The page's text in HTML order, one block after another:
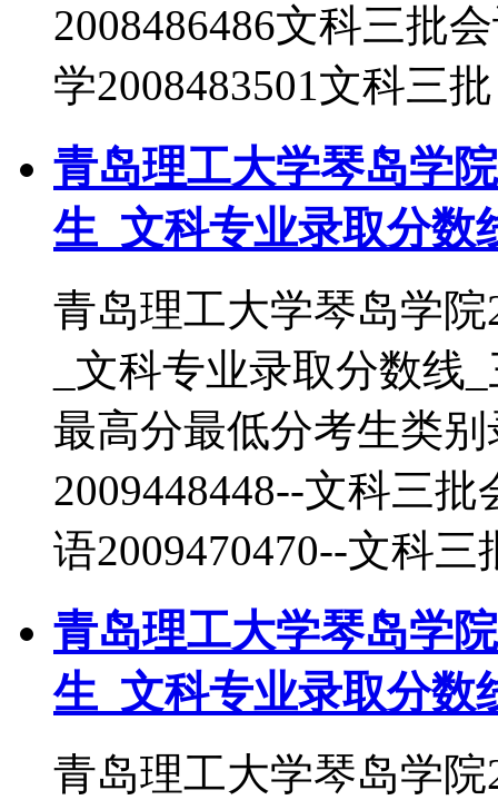
2008486486文科三批
学2008483501文科三批
青岛理工大学琴岛学
生_文科专业录取分数
青岛理工大学琴岛学
_文科专业录取分数
最高分最低分考生类
2009448448--文科三
语2009470470--文科三
青岛理工大学琴岛学
生_文科专业录取分数
青岛理工大学琴岛学